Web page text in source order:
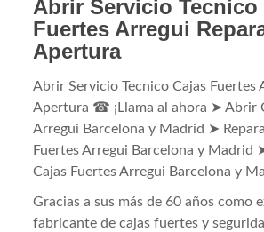
Abrir Servicio Tecnico
Fuertes Arregui
Apertura
Abrir Servicio Tecnico Cajas Fuertes
Apertura ☎ ¡Llama al ahora ➤ Abrir
Arregui Barcelona y Madrid ➤
Fuertes Arregui Barcelona y Madrid
Cajas Fuertes Arregui Barcelona y
Gracias a sus más de 60 años como
fabricante de cajas fuertes y